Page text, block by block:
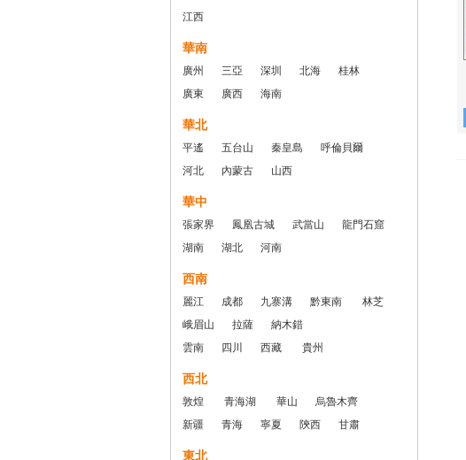
江西
華南
廣州 三亞 深圳 北海
桂林
廣東
廣西 海南
華北
平遙 五台山 秦皇島
呼倫貝爾
河北
內蒙古 山西
華中
張家界 鳳凰古城 武當山
龍門石窟
湖南
湖北 河南
西南
麗江 成都 九寨溝 黔東南
林芝
峨眉山
拉薩
納木錯
雲南
四川 西藏 貴州
西北
敦煌 青海湖 華山
烏魯木齊
新疆
青海 寧夏 陝西 甘肅
東北